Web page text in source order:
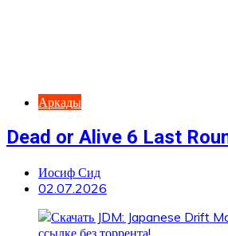
Аркады
Dead or Alive 6 Last
Иосиф Сид
02.07.2026